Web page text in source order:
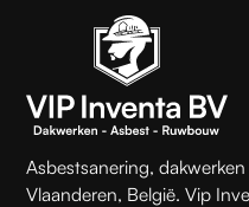
Asbestsanering,
Vlaanderen, België. Vip